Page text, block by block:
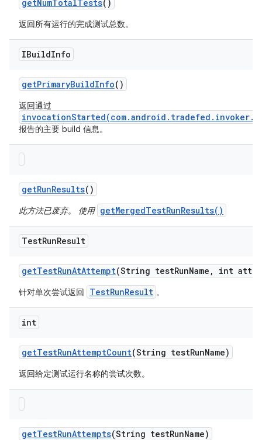
getNumTotalTests()
返回所有运行的完成测试总数。
IBuildInfo
getPrimaryBuildInfo()
返回通过
报告的主要 build 信息。
getRunResults()
此方法已废弃。 使用 getMergedTestRunResults()
TestRunResult
getTestRunAtAttempt(String testRunName , int
针对单次尝试返回 TestRunResult 。
int
getTestRunAttemptCount(String testRunName)
返回给定测试运行名称的尝试次数。
getTestRunAttempts(String testRunName)